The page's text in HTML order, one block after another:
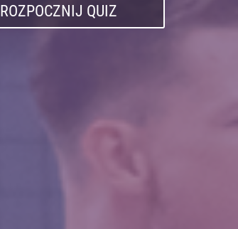
ROZPOCZNIJ QUIZ